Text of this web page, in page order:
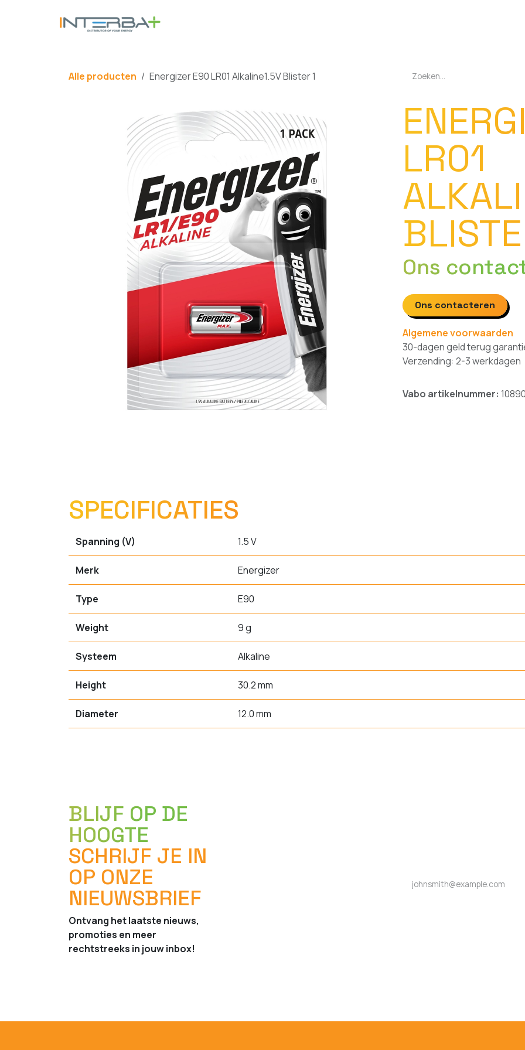
Alle producten Energizer E90 LR01 Alkaline1.5V Blister 1
LR01
Ons
Ons contacteren
Algemene voorwaarden
30-dagen geld terug
Verzending: 2-3 werkdagen
Vabo artikelnummer: 10890
SPECIFICATIES
Spanning (V) 1.5 V
Merk Energizer
Type E90
Weight 9 g
Systeem Alkaline
Height 30.2 mm
Diameter 12.0 mm
BLIJF OP DE
HOOGTE
SCHRIJF JE IN
OP ONZE
NIEUWSBRIEF
Ontvang het laatste nieuws,
promoties en meer
rechtstreeks in jouw inbox!